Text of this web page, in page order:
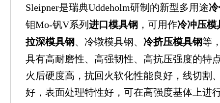
Sleipner是瑞典Uddeholm研制的新型多用途
钼Mo-钒V系列 进口模具钢 ，可用作冷冲压模
拉深模具钢 、冷镦模具钢、 冷挤压模具钢等
具有高耐磨性、高强韧性、高抗压强度的特
火后硬度高，抗回火软化性能良好，线切割
好，表面处理特性好，可在高强度基体上进